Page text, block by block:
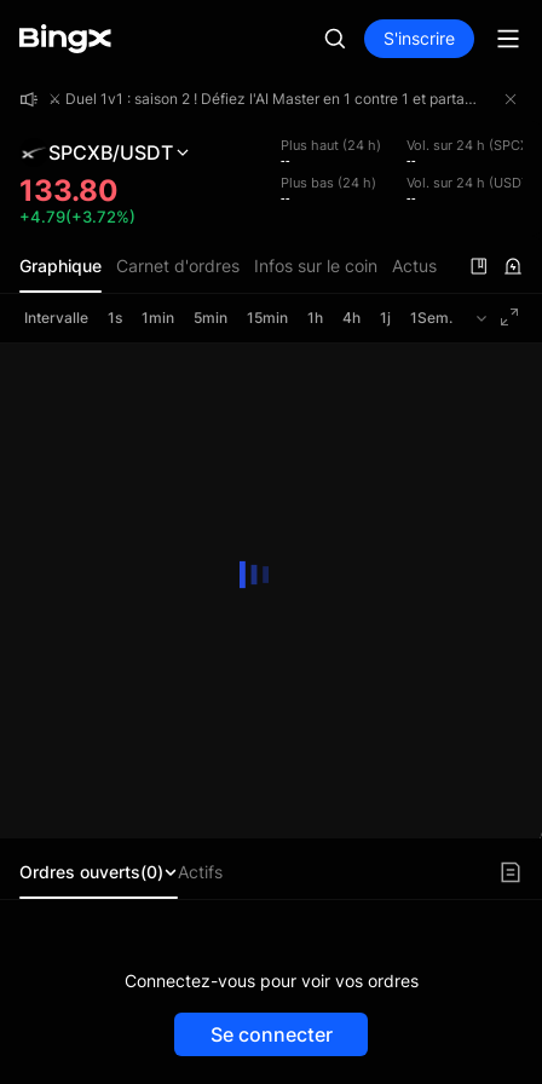
S'inscrire
⚔️ Duel 1v1 : saison 2 ! Défiez l'AI Master en 1 contre 1 et partagez une cagnotte de 4 000 000 USDT !
SPCXB/USDT
133.80
+4.79(+3.72%)
Plus haut (24 h)
--
Vol. sur 24 h (SPCXB)
--
Plus bas (24 h)
--
Vol. sur 24 h (USDT)
--
Graphique Carnet d'ordres Infos sur le coin Actus
Intervalle 1s 1min 5min 15min 1h 4h 1j 1Sem.
Ordres ouverts(0) Actifs
Connectez-vous pour voir vos ordres
Se connecter